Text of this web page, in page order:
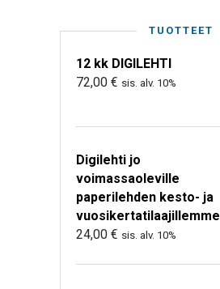
TUOTTEET
12 kk DIGILEHTI
72,00 € sis. alv. 10%
Digilehti jo
voimassaoleville
paperilehden kesto- ja
vuosikertatilaajillemme
24,00 € sis. alv. 10%